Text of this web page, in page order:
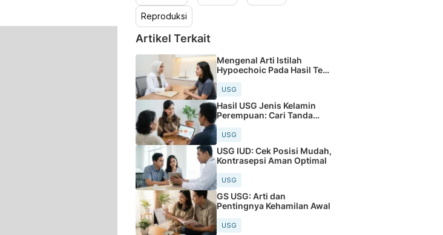
Reproduksi
Artikel Terkait
Mengenal Arti Istilah
Hypoechoic Pada Hasil Tes
USG
Hasil USG Jenis Kelamin
Perempuan: Cari Tanda
Hamburger
USG
USG IUD: Cek Posisi Mudah,
Kontrasepsi Aman Optimal
USG
GS USG: Arti dan
Pentingnya Kehamilan Awal
USG